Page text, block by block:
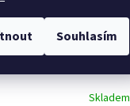
Souhlasím
Skladem